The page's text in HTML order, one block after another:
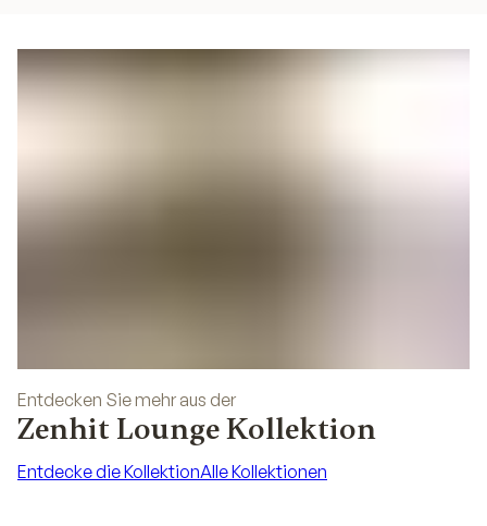
Entdecken Sie mehr aus der
Zenhit Lounge Kollektion
Entdecke die KollektionAlle Kollektionen